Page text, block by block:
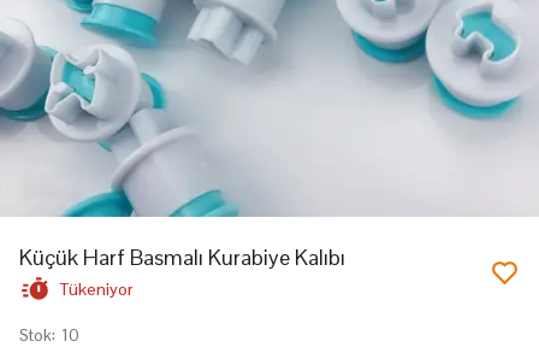
Küçük Harf Basmalı Kurabiye Kalıbı
Tükeniyor
Stok: 10